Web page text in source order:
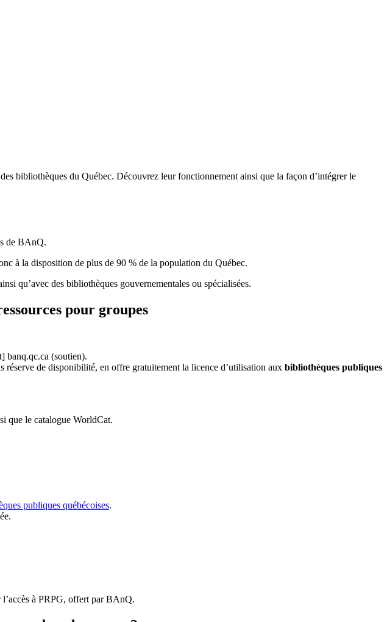
bibliothèques du Québec. Découvrez leur fonctionnement ainsi que la façon d’intégrer le
de BAnQ.
à la disposition de plus de 90 % de la population du Québec.
qu’avec des bibliothèques gouvernementales ou spécialisées.
pour groupes
banq.qc.ca (soutien).
de disponibilité, en offre gratuitement la licence d’utilisation aux bibliothèques publiques
que le catalogue WorldCat.
publiques québécoises.
à PRPG, offert par BAnQ.